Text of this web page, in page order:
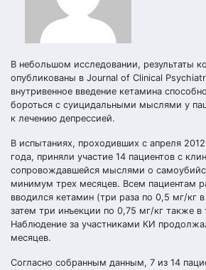
В небольшом исследовании, результаты
опубликованы в Journal of Clinical
внутривенное введение кетамина
бороться с суицидальными мыслями у
к лечению депрессией.
В испытаниях, проходивших с апреля
года, приняли участие 14 пациентов с
сопровождавшейся мыслями о
минимум трех месяцев. Всем пациентам
вводился кетамин (три раза по 0,5 мг/кг
затем три инъекции по 0,75 мг/кг также в
Наблюдение за участниками КИ
месяцев.
Согласно собранным данным, 7 из 14